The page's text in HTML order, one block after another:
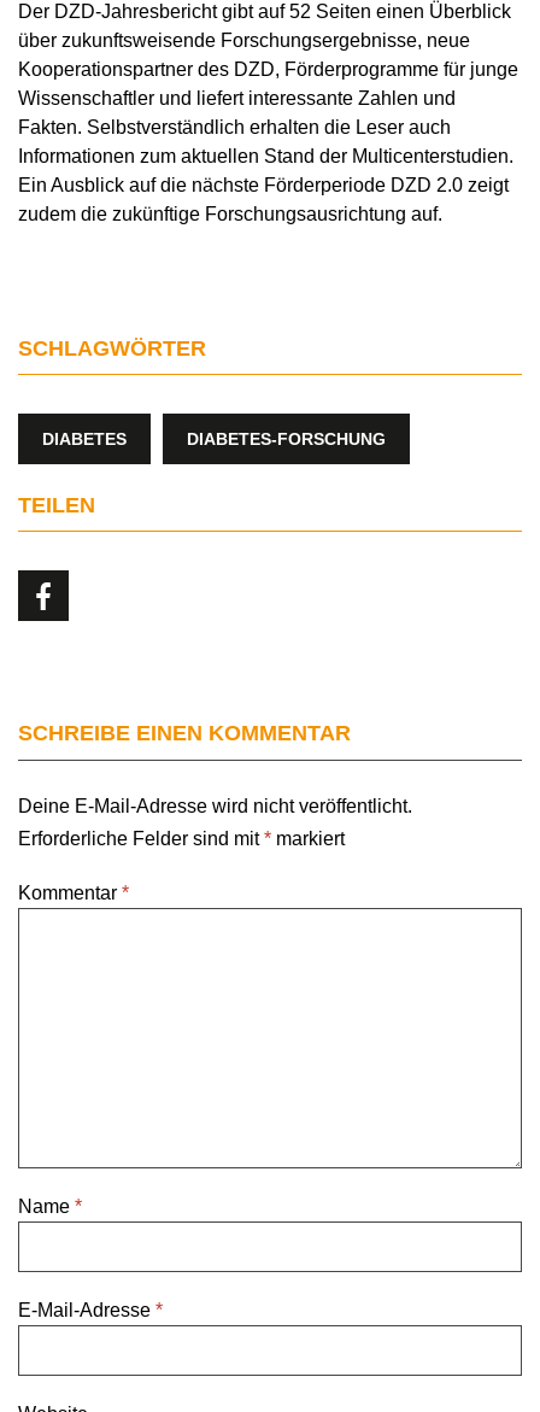
Der DZD-Jahresbericht gibt auf 52 Seiten einen Überblick
über zukunftsweisende Forschungsergebnisse, neue
Kooperationspartner des DZD, Förderprogramme für junge
Wissenschaftler und liefert interessante Zahlen und
Fakten. Selbstverständlich erhalten die Leser auch
Informationen zum aktuellen Stand der Multicenterstudien.
Ein Ausblick auf die nächste Förderperiode DZD 2.0 zeigt
zudem die zukünftige Forschungsausrichtung auf.
SCHLAGWÖRTER
DIABETES DIABETES-FORSCHUNG
TEILEN
SCHREIBE EINEN KOMMENTAR
Deine E-Mail-Adresse wird nicht veröffentlicht.
Erforderliche Felder sind mit* markiert
Kommentar *
Name *
E-Mail-Adresse *